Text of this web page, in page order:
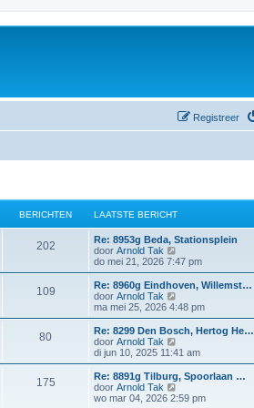
Registreer
BERICHTEN LAATSTE BERICHT
202
Re: 8953g Beda, Stationsplein
door Arnold Tak
e
k
i
k
a
t
s
e
e
do mei 21, 2026 7:47 pm
109
Re: 8960g Eindhoven, Willemst…
door Arnold Tak
e
k
i
k
a
t
s
ma mei 25, 2026 4:48 pm
80
Re: 8299 Den Bosch, Hertog He…
door Arnold Tak
e
k
i
j
k
di jun 10, 2025 11:41 am
175
Re: 8891g Tilburg, Spoorlaan …
door Arnold Tak
e
wo mar 04, 2026 2:59 pm